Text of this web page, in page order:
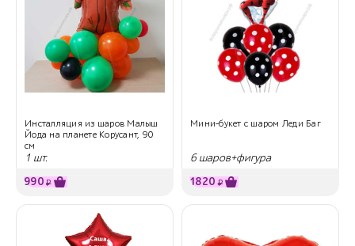
Инсталляция из шаров Малыш
Йода на планете Корусант, 90
см
1 шт.
990 ₽
Мини-букет с шаром Леди Баг
6 шаров+фигура
1820 ₽